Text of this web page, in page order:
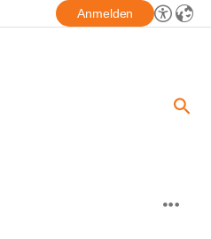
Anmelden